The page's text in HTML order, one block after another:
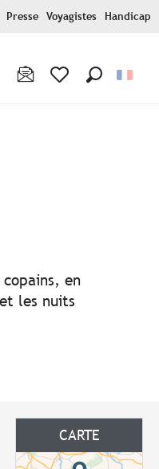
Presse Voyagistes Handicap
en
les nuits
CARTE